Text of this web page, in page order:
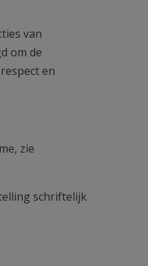
van
om de
en
zie
schriftelijk